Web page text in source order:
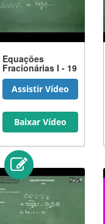
Equações
Fracionárias I - 19
Assistir Vídeo
Baixar Vídeo